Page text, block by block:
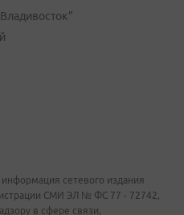
сетевого издания
СМИ ЭЛ № ФС 77 - 72742,
в сфере связи,